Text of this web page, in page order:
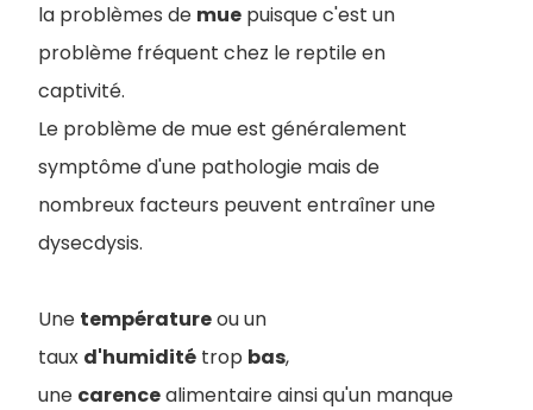
la problèmes de mue puisque c'est un
problème fréquent chez le reptile en
captivité.
Le problème de mue est généralement
symptôme d'une pathologie mais de
nombreux facteurs peuvent entraîner une
dysecdysis.
Une températureou un
taux d'humidité trop bas,
une carencealimentaire ainsi qu'un manque